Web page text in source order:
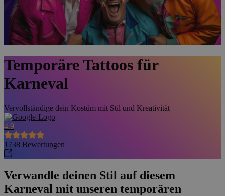
Temporäre Tattoos für
Karneval
Vervollständige dein Kostüm mit Stil und Kreativität
4.9
1738 Bewertungen
Verwandle deinen Stil auf diesem
Karneval mit unseren temporären